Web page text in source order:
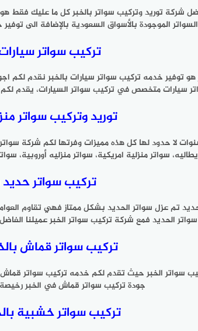
شركة توريد وتركيب سواتر بالخبر كل ما عليك فقط
الموجودة بالأسواق السعودية بالإضافة الى
تركيب سواتر
خدمه تركيب سواتر سيارات بالخبر نقدم لكم
سيارات متخصص في تركيب سواتر السيارات، يقدم
توريد وتركيب سواتر
لا حدود لها كل هذه مميزات وفرتها لكم شركة
سواتر منزلية امريكية، سواتر منزليه أوروبية،
تركيب سواتر حديد
تم عزل سواتر الحديد بشكل ممتاز فهي تقاوم
الحديد فمع شركة تركيب سواتر الخبر عميلنا
تركيب سواتر قماش
سواتر الخبر حيث تقدم لكم خدمه تركيب سواتر
جودة تركيب سواتر قماش في الخبر
تركيب سواتر خشبية